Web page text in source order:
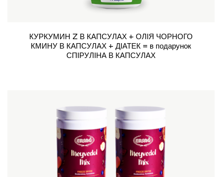
КУРКУМИН Z В КАПСУЛАХ + ОЛІЯ ЧОРНОГО
КМИНУ В КАПСУЛАХ + ДІАТЕК = в подарунок
СПІРУЛІНА В КАПСУЛАХ